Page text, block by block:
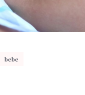
bebe